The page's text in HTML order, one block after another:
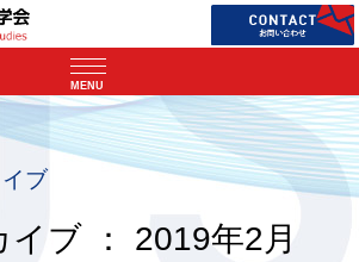
MENU
ブ
イブ ： 2019年2月